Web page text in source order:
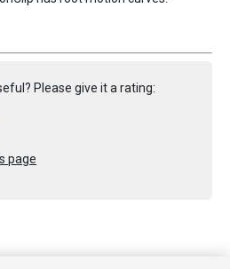
Please give it a rating:
page